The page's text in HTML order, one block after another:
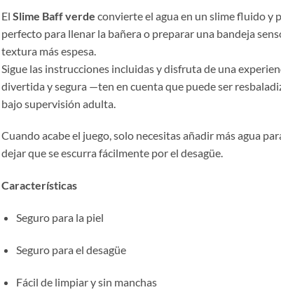
El Slime Baff verde convierte el agua en un slime fluido y
perfecto para llenar la bañera o preparar una bandeja
textura más espesa.
Sigue las instrucciones incluidas y disfruta de una
divertida y segura —ten en cuenta que puede ser
bajo supervisión adulta.
Cuando acabe el juego, solo necesitas añadir más agua
dejar que se escurra fácilmente por el desagüe.
Características
Seguro para la piel
Seguro para el desagüe
Fácil de limpiar y sin manchas